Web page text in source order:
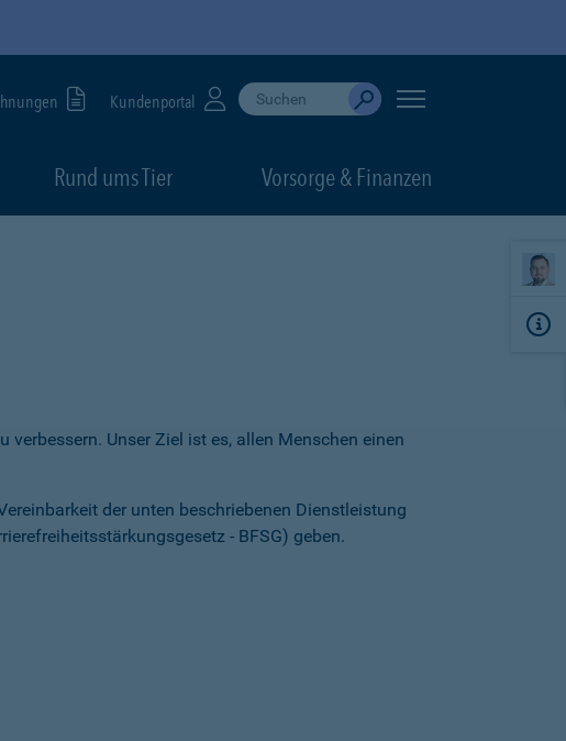
Kundenportal Suche durchführen
When autocomplete results are available, use
Absenden
Rund ums Tier Vorsorge & Finanzen
Unser Ziel ist es, allen Menschen einen
der unten beschriebenen Dienstleistung
- BFSG) geben.